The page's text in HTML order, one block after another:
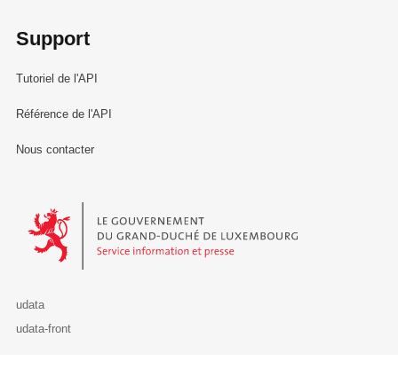
Support
Tutoriel de l'API
Référence de l'API
Nous contacter
Le Gouvernement du Grand-Duché de Luxembourg - Service
udata
udata-front